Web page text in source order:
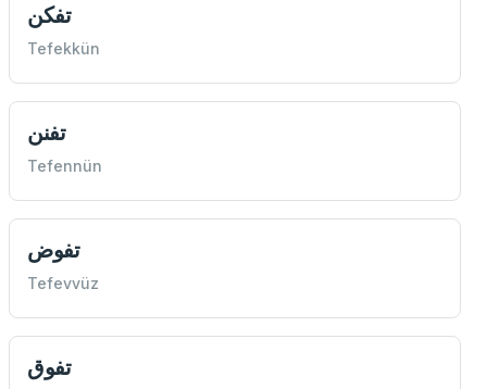
تفكن
Tefekkün
تفنن
Tefennün
تفوض
Tefevvüz
تفوق